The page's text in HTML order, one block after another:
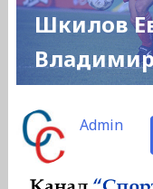
Шкилов
Admin